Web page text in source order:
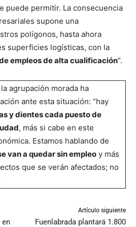
puede permitir. La consecuencia
supone una
polígonos, hasta ahora
superficies logísticas, con la
empleos de alta cualificación”.
agrupación morada ha
ante esta situación: “hay
y dientes cada puesto de
, más si cabe en este
Estamos hablando de
van a quedar sin empleo y más
que se verán afectados; no
en
Artículo siguiente
Fuenlabrada plantará 1.800